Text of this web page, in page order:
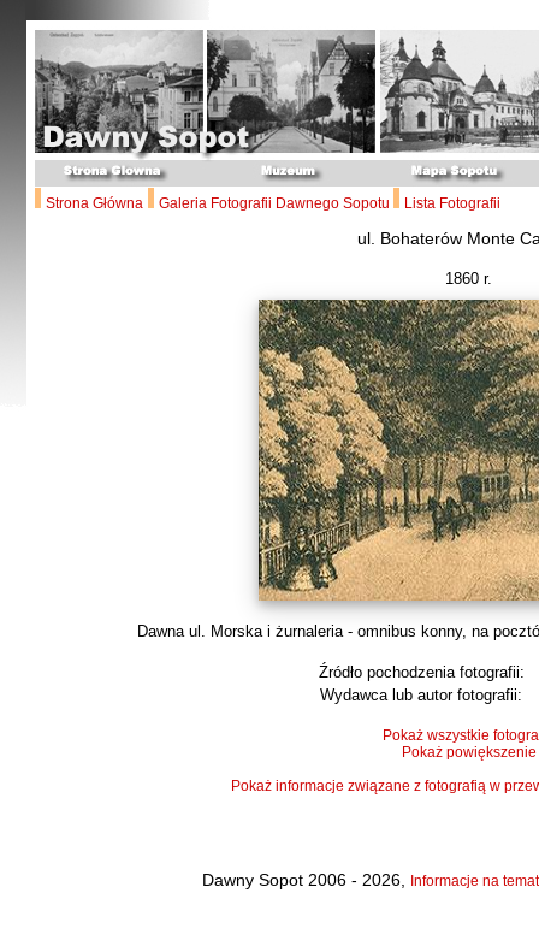
Strona Główna Galeria Fotografii Dawnego Sopotu Lista Fotografii
ul. Bohaterów Monte
1860 r.
Dawna ul. Morska i żurnaleria - omnibus konny, na
Źródło pochodzenia fotografii:
Wydawca lub autor fotografii:
Pokaż wszystkie
Pokaż powiększenie
Pokaż informacje związane z fotografią w
Dawny Sopot 2006 - 2026, Informacje na